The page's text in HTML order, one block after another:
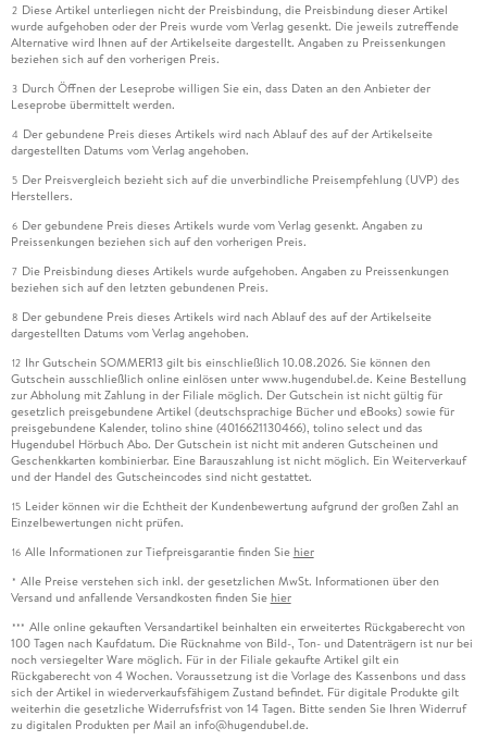
2 Diese Artikel unterliegen nicht der Preisbindung, die Preisbindung dieser Artikel
wurde aufgehoben oder der Preis wurde vom Verlag gesenkt. Die jeweils zutreffende
Alternative wird Ihnen auf der Artikelseite dargestellt. Angaben zu Preissenkungen
beziehen sich auf den vorherigen Preis.
3 Durch Öffnen der Leseprobe willigen Sie ein, dass Daten an den Anbieter der
Leseprobe übermittelt werden.
4 Der gebundene Preis dieses Artikels wird nach Ablauf des auf der Artikelseite
dargestellten Datums vom Verlag angehoben.
5 Der Preisvergleich bezieht sich auf die unverbindliche Preisempfehlung (UVP) des
Herstellers.
6 Der gebundene Preis dieses Artikels wurde vom Verlag gesenkt. Angaben zu
Preissenkungen beziehen sich auf den vorherigen Preis.
7 Die Preisbindung dieses Artikels wurde aufgehoben. Angaben zu Preissenkungen
beziehen sich auf den letzten gebundenen Preis.
8 Der gebundene Preis dieses Artikels wird nach Ablauf des auf der Artikelseite
dargestellten Datums vom Verlag angehoben.
12 Ihr Gutschein SOMMER13 gilt bis einschließlich 10.08.2026. Sie können den
Gutschein ausschließlich online einlösen unter www.hugendubel.de. Keine Bestellung
zur Abholung mit Zahlung in der Filiale möglich. Der Gutschein ist nicht gültig für
gesetzlich preisgebundene Artikel (deutschsprachige Bücher und eBooks) sowie für
preisgebundene Kalender, tolino shine (4016621130466), tolino select und das
Hugendubel Hörbuch Abo. Der Gutschein ist nicht mit anderen Gutscheinen und
Geschenkkarten kombinierbar. Eine Barauszahlung ist nicht möglich. Ein Weiterverkauf
und der Handel des Gutscheincodes sind nicht gestattet.
15 Leider können wir die Echtheit der Kundenbewertung aufgrund der großen Zahl an
Einzelbewertungen nicht prüfen.
16 Alle Informationen zur Tiefpreisgarantie finden Sie hier
* Alle Preise verstehen sich inkl. der gesetzlichen MwSt. Informationen über den
Versand und anfallende Versandkosten finden Sie hier
*** Alle online gekauften Versandartikel beinhalten ein erweitertes Rückgaberecht von
100 Tagen nach Kaufdatum. Die Rücknahme von Bild-, Ton- und Datenträgern ist nur bei
noch versiegelter Ware möglich. Für in der Filiale gekaufte Artikel gilt ein
Rückgaberecht von 4 Wochen. Voraussetzung ist die Vorlage des Kassenbons und dass
sich der Artikel in wiederverkaufsfähigem Zustand befindet. Für digitale Produkte gilt
weiterhin die gesetzliche Widerrufsfrist von 14 Tagen. Bitte senden Sie Ihren Widerruf
zu digitalen Produkten per Mail an info@hugendubel.de.